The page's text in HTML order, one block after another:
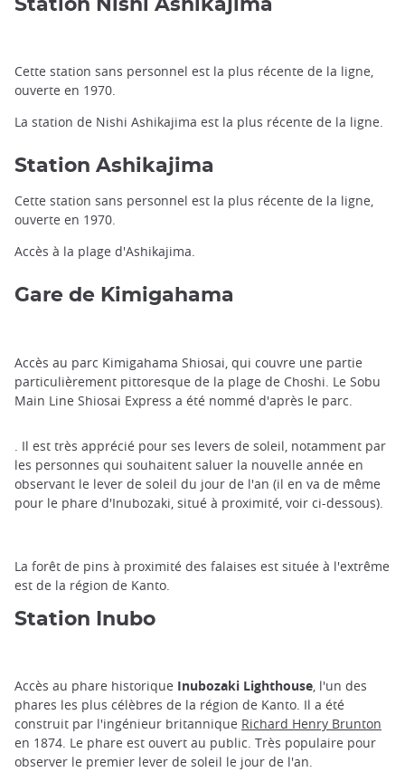
Station Nishi Ashikajima
Cette station sans personnel est la plus récente de la ligne,
ouverte en 1970.
La station de Nishi Ashikajima est la plus récente de la ligne.
Station Ashikajima
Cette station sans personnel est la plus récente de la ligne,
ouverte en 1970.
Accès à la plage d'Ashikajima.
Gare de Kimigahama
Accès au parc Kimigahama Shiosai, qui couvre une partie
particulièrement pittoresque de la plage de Choshi. Le Sobu
Main Line Shiosai Express a été nommé d'après le parc.
. Il est très apprécié pour ses levers de soleil, notamment par
les personnes qui souhaitent saluer la nouvelle année en
observant le lever de soleil du jour de l'an (il en va de même
pour le phare d'Inubozaki, situé à proximité, voir ci-dessous).
La forêt de pins à proximité des falaises est située à l'extrême
est de la région de Kanto.
Station Inubo
Accès au phare historique Inubozaki Lighthouse, l'un des
phares les plus célèbres de la région de Kanto. Il a été
construit par l'ingénieur britannique Richard Henry Brunton
en 1874. Le phare est ouvert au public. Très populaire pour
observer le premier lever de soleil le jour de l'an.